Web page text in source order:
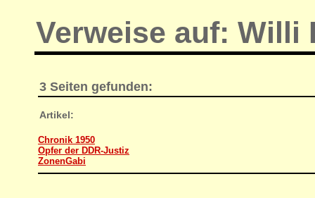
Verweise auf: Willi
3 Seiten gefunden:
Artikel:
Chronik 1950
Opfer der DDR-Justiz
ZonenGabi